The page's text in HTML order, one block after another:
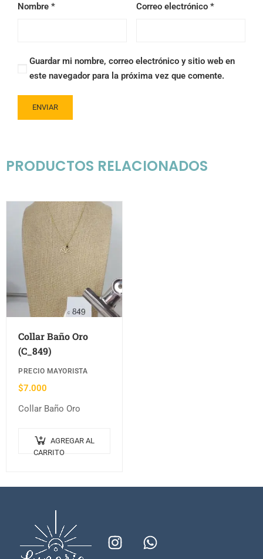
Nombre * Correo electrónico *
Guardar mi nombre, correo electrónico y sitio web en
este navegador para la próxima vez que comente.
PRODUCTOS RELACIONADOS
Collar Baño Oro
(C_849)
PRECIO MAYORISTA
$7.000
Collar Baño Oro
AGREGAR AL
CARRITO